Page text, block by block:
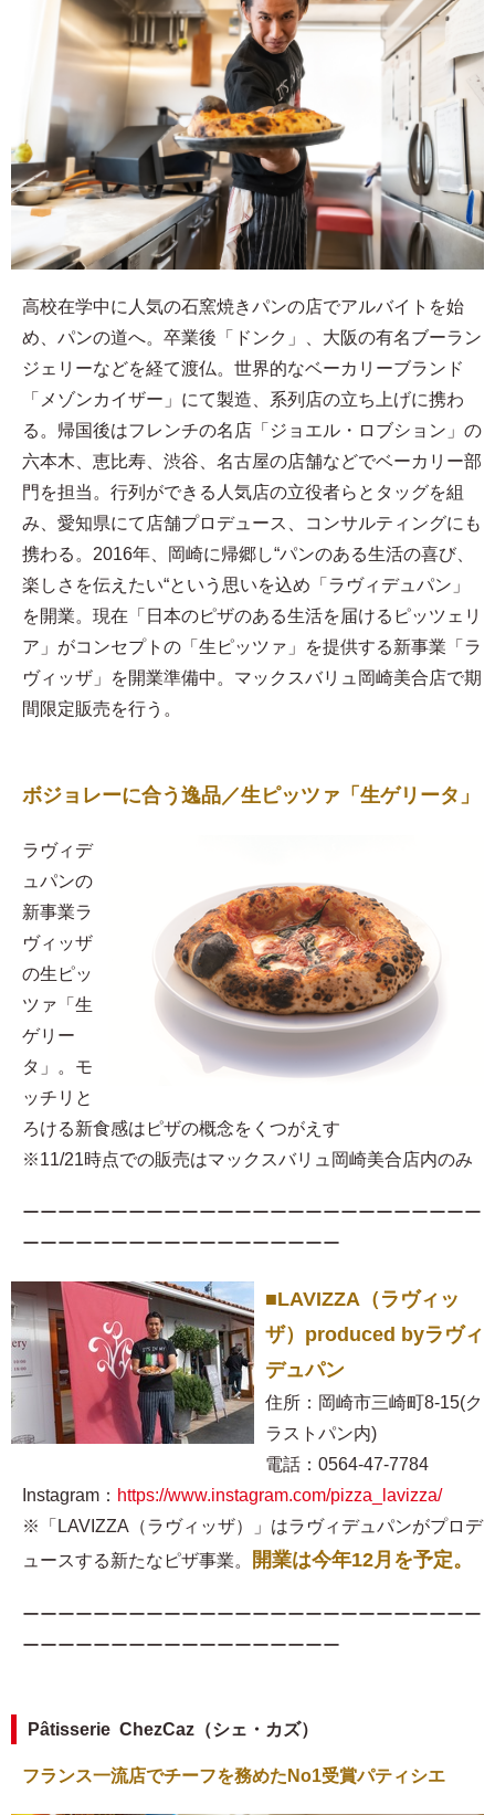
高校在学中に人気の石窯焼きパンの店でアルバイトを始
め、パンの道へ。卒業後「ドンク」、大阪の有名ブーラン
ジェリーなどを経て渡仏。世界的なベーカリーブランド
「メゾンカイザー」にて製造、系列店の立ち上げに携わ
る。帰国後はフレンチの名店「ジョエル・ロブション」の
六本木、恵比寿、渋谷、名古屋の店舗などでベーカリー部
門を担当。行列ができる人気店の立役者らとタッグを組
み、愛知県にて店舗プロデュース、コンサルティングにも
携わる。2016年、岡崎に帰郷し“パンのある生活の喜び、
楽しさを伝えたい“という思いを込め「ラヴィデュパン」
を開業。現在「日本のピザのある生活を届けるピッツェリ
ア」がコンセプトの「生ピッツァ」を提供する新事業「ラ
ヴィッザ」を開業準備中。マックスバリュ岡崎美合店で期
間限定販売を行う。
ボジョレーに合う逸品／生ピッツァ「生ゲリータ」
ラヴィデ
ュパンの
新事業ラ
ヴィッザ
の生ピッ
ツァ「生
ゲリー
タ」。モ
ッチリと
ろける新食感はピザの概念をくつがえす
※11/21時点での販売はマックスバリュ岡崎美合店内のみ
ーーーーーーーーーーーーーーーーーーーーーーーーーー
ーーーーーーーーーーーーーーーーーー
■LAVIZZA（ラヴィッ
ザ）produced byラヴィ
デュパン
住所：岡崎市三崎町8-15(ク
ラストパン内)
電話：0564-47-7784
Instagram： https://www.instagram.com/pizza_lavizza/
※「LAVIZZA（ラヴィッザ）」はラヴィデュパンがプロデ
ュースする新たなピザ事業。
開業は今年12月を予定。
ーーーーーーーーーーーーーーーーーーーーーーーーーー
ーーーーーーーーーーーーーーーーーー
Pâtisserie ChezCaz（シェ・カズ）
フランス一流店でチーフを務めたNo1受賞パティシエ